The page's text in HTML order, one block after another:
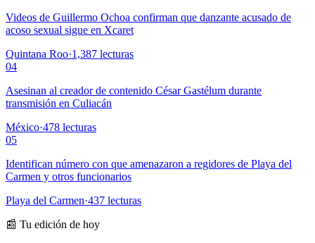
Videos de Guillermo Ochoa confirman que danzante acusado de
acoso sexual sigue en Xcaret
Quintana Roo·1,387 lecturas
04
Asesinan al creador de contenido César Gastélum durante
transmisión en Culiacán
México·478 lecturas
05
Identifican número con que amenazaron a regidores de Playa del
Carmen y otros funcionarios
Playa del Carmen·437 lecturas
📰 Tu edición de hoy